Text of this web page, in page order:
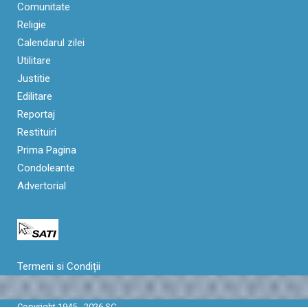
Comunitate
Religie
Calendarul zilei
Utilitare
Justitie
Edilitare
Reportaj
Restituiri
Prima Pagina
Condoleante
Advertorial
Termeni si Condiții